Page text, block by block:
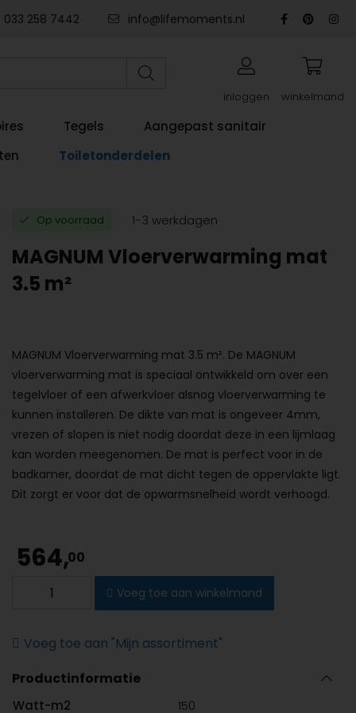
033 258 7442 info@lifemoments.nl
inloggen winkelmand
Tegels
Aangepast sanitair
Toiletonderdelen
Op voorraad 1-3 werkdagen
MAGNUM Vloerverwarming mat
3.5 m²
MAGNUM Vloerverwarming mat 3.5 m². De MAGNUM
vloerverwarming mat is speciaal ontwikkeld om over een
tegelvloer of een afwerkvloer alsnog vloerverwarming te
kunnen installeren. De dikte van mat is ongeveer 4mm,
vrezen of slopen is niet nodig doordat deze in een lijmlaag
kan worden meegenomen. De mat is perfect voor in de
badkamer, doordat de mat dicht tegen de oppervlakte ligt.
Dit zorgt er voor dat de opwarmsnelheid wordt verhoogd.
564,00
MAGNUM
3.5
aantal
Voeg toe aan winkelmand
Voeg toe aan "Mijn assortiment"
Productinformatie
Watt-m2
150